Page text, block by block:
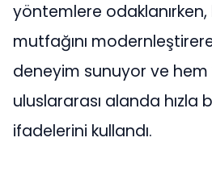
yöntemlere
mutfağını
deneyim sunuyor ve
uluslararası alanda hızla
ifadelerini kullandı.